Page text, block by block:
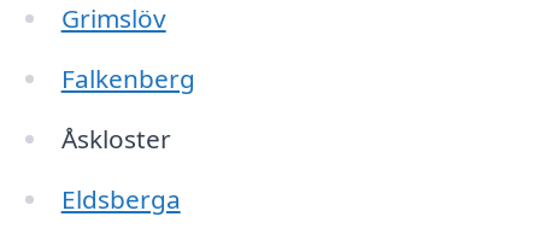
Grimslöv
Falkenberg
Åskloster
Eldsberga